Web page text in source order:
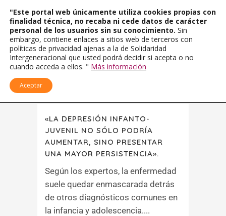
«LA DEPRESIÓN INFANTO-
JUVENIL NO SÓLO PODRÍA
AUMENTAR, SINO PRESENTAR
UNA MAYOR PERSISTENCIA».
Según los expertos, la enfermedad
suele quedar enmascarada detrás
de otros diagnósticos comunes en
la infancia y adolescencia....
"Este portal web únicamente utiliza cookies propias con
finalidad técnica, no recaba ni cede datos de carácter
personal de los usuarios sin su conocimiento. Sin
embargo, contiene enlaces a sitios web de terceros con
políticas de privacidad ajenas a la de Solidaridad
Intergeneracional que usted podrá decidir si acepta o no
cuando acceda a ellos. " Más información
Aceptar